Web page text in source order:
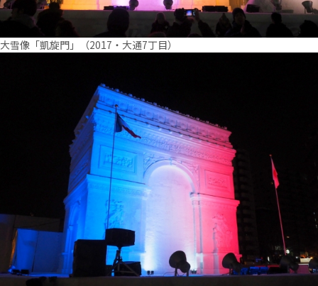
大雪像「凱旋門」（2017・大通7丁目）